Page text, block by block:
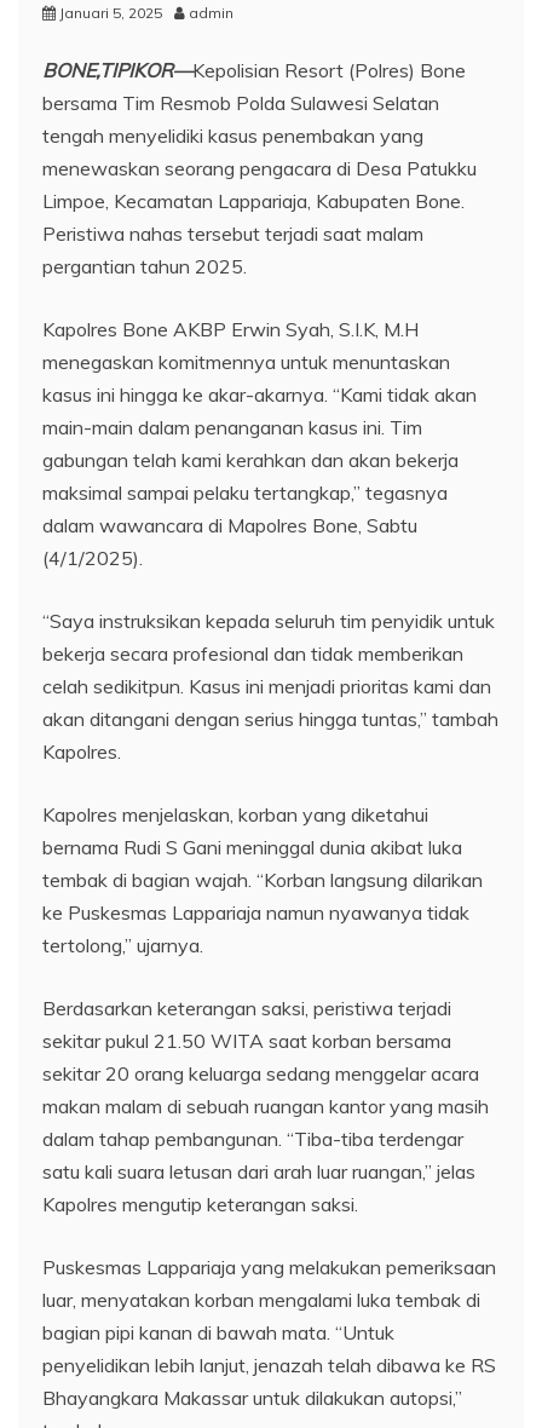
Januari 5, 2025 admin
BONE,TIPIKOR—Kepolisian Resort (Polres) Bone
bersama Tim Resmob Polda Sulawesi Selatan
tengah menyelidiki kasus penembakan yang
menewaskan seorang pengacara di Desa Patukku
Limpoe, Kecamatan Lappariaja, Kabupaten Bone.
Peristiwa nahas tersebut terjadi saat malam
pergantian tahun 2025.
Kapolres Bone AKBP Erwin Syah, S.I.K, M.H
menegaskan komitmennya untuk menuntaskan
kasus ini hingga ke akar-akarnya. “Kami tidak akan
main-main dalam penanganan kasus ini. Tim
gabungan telah kami kerahkan dan akan bekerja
maksimal sampai pelaku tertangkap,” tegasnya
dalam wawancara di Mapolres Bone, Sabtu
(4/1/2025).
“Saya instruksikan kepada seluruh tim penyidik untuk
bekerja secara profesional dan tidak memberikan
celah sedikitpun. Kasus ini menjadi prioritas kami dan
akan ditangani dengan serius hingga tuntas,” tambah
Kapolres.
Kapolres menjelaskan, korban yang diketahui
bernama Rudi S Gani meninggal dunia akibat luka
tembak di bagian wajah. “Korban langsung dilarikan
ke Puskesmas Lappariaja namun nyawanya tidak
tertolong,” ujarnya.
Berdasarkan keterangan saksi, peristiwa terjadi
sekitar pukul 21.50 WITA saat korban bersama
sekitar 20 orang keluarga sedang menggelar acara
makan malam di sebuah ruangan kantor yang masih
dalam tahap pembangunan. “Tiba-tiba terdengar
satu kali suara letusan dari arah luar ruangan,” jelas
Kapolres mengutip keterangan saksi.
Puskesmas Lappariaja yang melakukan pemeriksaan
luar, menyatakan korban mengalami luka tembak di
bagian pipi kanan di bawah mata. “Untuk
penyelidikan lebih lanjut, jenazah telah dibawa ke RS
Bhayangkara Makassar untuk dilakukan autopsi,”